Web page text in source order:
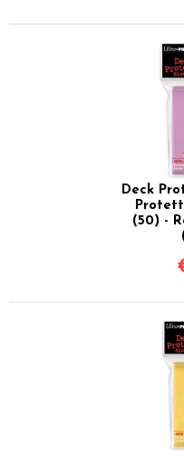
Deck
(50) -